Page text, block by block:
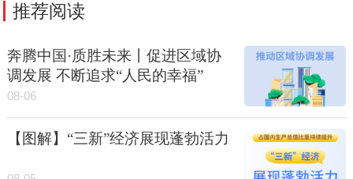
推荐阅读
奔腾中国·质胜未来丨促进区域协
调发展 不断追求“人民的幸福”
08-06
【图解】“三新”经济展现蓬勃活力